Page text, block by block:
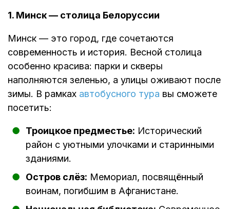
1. Минск — столица Белоруссии
Минск — это город, где сочетаются
современность и история. Весной столица
особенно красива: парки и скверы
наполняются зеленью, а улицы оживают после
зимы. В рамках автобусного тура вы сможете
посетить:
Троицкое предместье: Исторический
район с уютными улочками и старинными
зданиями.
Остров слёз: Мемориал, посвящённый
воинам, погибшим в Афганистане.